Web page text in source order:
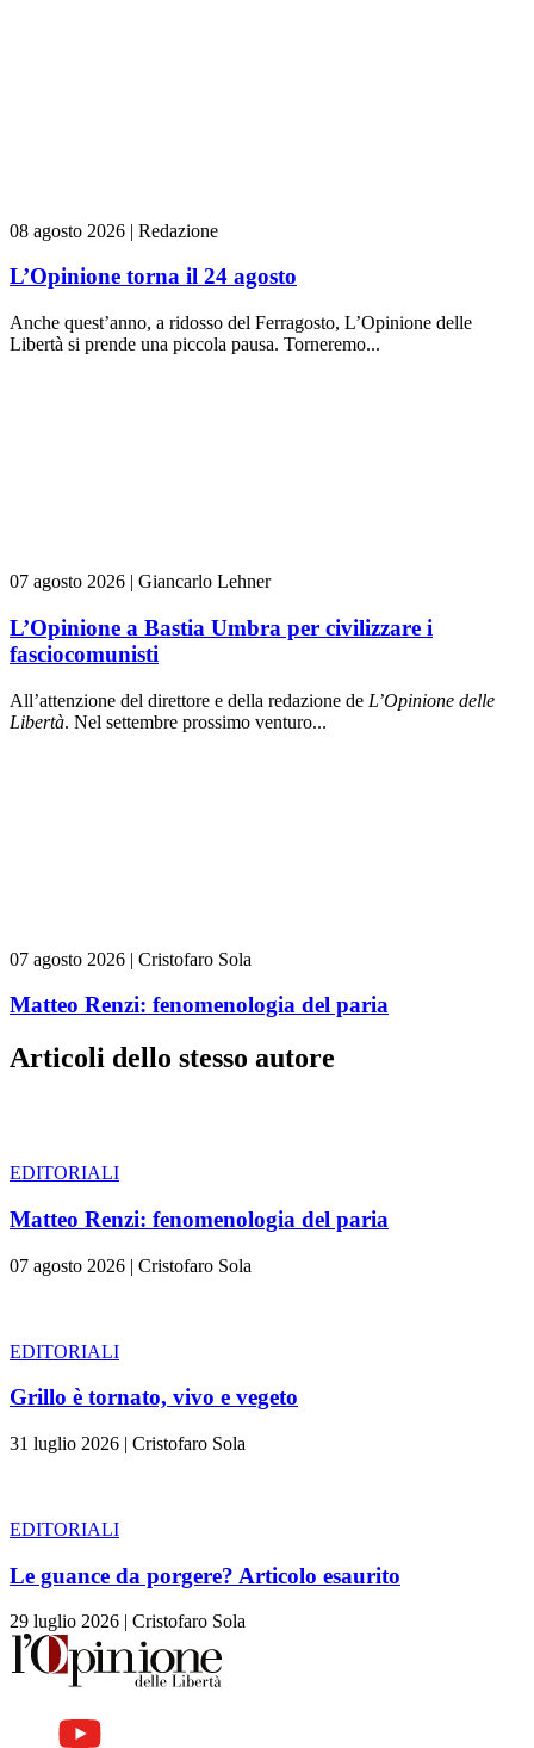
08 agosto 2026 | Redazione
L’Opinione torna il 24 agosto
Anche quest’anno, a ridosso del Ferragosto, L’Opinione delle
Libertà si prende una piccola pausa. Torneremo...
07 agosto 2026 | Giancarlo Lehner
L’Opinione a Bastia Umbra per civilizzare i
fasciocomunisti
All’attenzione del direttore e della redazione de L’Opinione delle
Libertà. Nel settembre prossimo venturo...
07 agosto 2026 | Cristofaro Sola
Matteo Renzi: fenomenologia del paria
Articoli dello stesso autore
EDITORIALI
Matteo Renzi: fenomenologia del paria
07 agosto 2026 | Cristofaro Sola
EDITORIALI
Grillo è tornato, vivo e vegeto
31 luglio 2026 | Cristofaro Sola
EDITORIALI
Le guance da porgere? Articolo esaurito
29 luglio 2026 | Cristofaro Sola